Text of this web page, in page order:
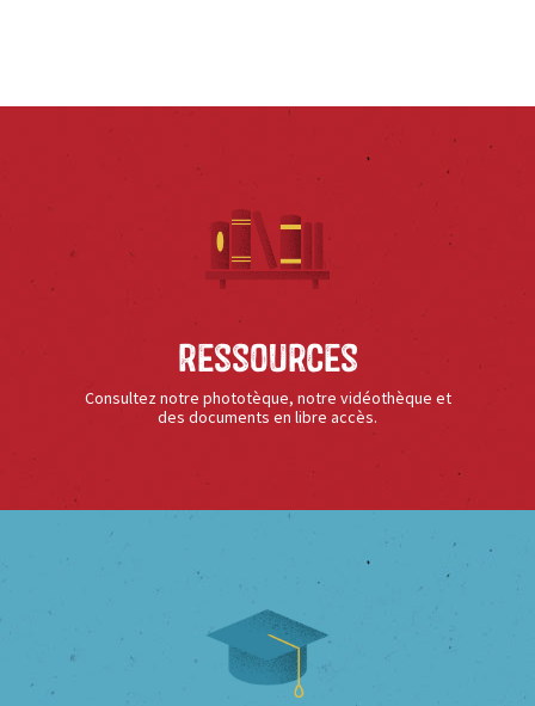
Ressources
Consultez notre phototèque, notre vidéothèque et
des documents en libre accès.